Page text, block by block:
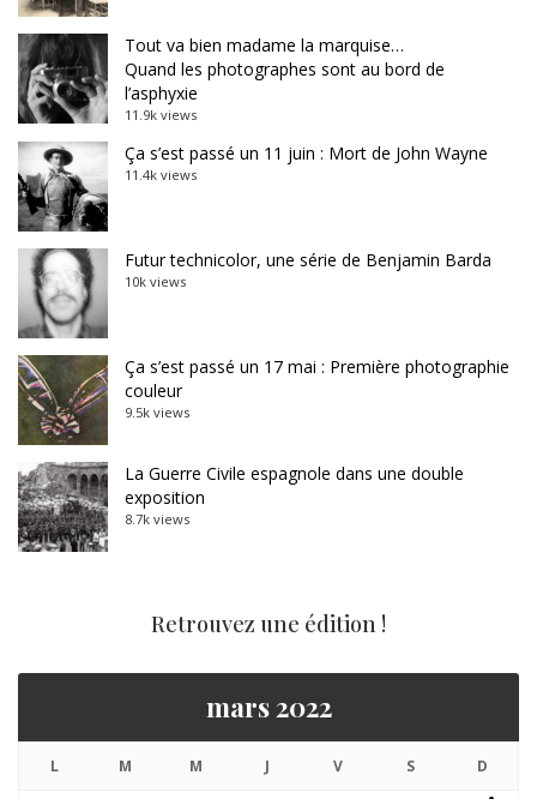
Tout va bien madame la marquise…
Quand les photographes sont au bord de
l’asphyxie
11.9k views
Ça s’est passé un 11 juin : Mort de John Wayne
11.4k views
Futur technicolor, une série de Benjamin Barda
10k views
Ça s’est passé un 17 mai : Première photographie
couleur
9.5k views
La Guerre Civile espagnole dans une double
exposition
8.7k views
Retrouvez une édition !
mars 2022
L M M J V S D